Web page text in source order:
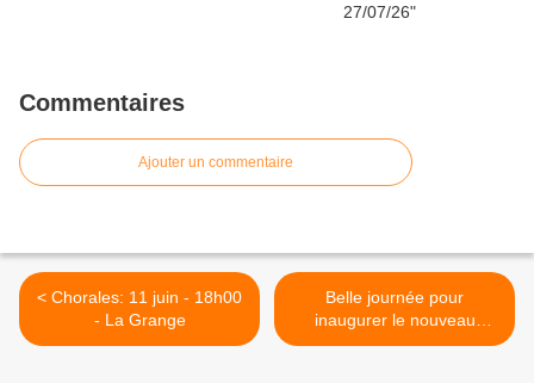
Commentaires
Ajouter un commentaire
< Chorales: 11 juin - 18h00
- La Grange
Belle journée pour
inaugurer le nouveau
terrain de jeux du Percy: >